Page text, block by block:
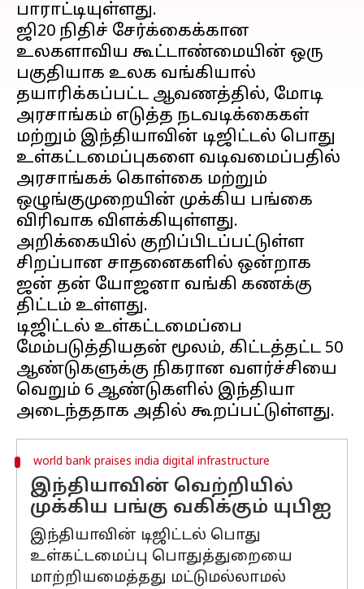
பாராட்டியுள்ளது.
ஜி20 நிதிச் சேர்க்கைக்கான
உலகளாவிய கூட்டாண்மையின் ஒரு
பகுதியாக உலக வங்கியால்
தயாரிக்கப்பட்ட ஆவணத்தில், மோடி
அரசாங்கம் எடுத்த நடவடிக்கைகள்
மற்றும் இந்தியாவின் டிஜிட்டல் பொது
உள்கட்டமைப்புகளை வடிவமைப்பதில்
அரசாங்கக் கொள்கை மற்றும்
ஒழுங்குமுறையின் முக்கிய பங்கை
விரிவாக விளக்கியுள்ளது.
அறிக்கையில் குறிப்பிடப்பட்டுள்ள
சிறப்பான சாதனைகளில் ஒன்றாக
ஜன் தன் யோஜனா வங்கி கணக்கு
திட்டம் உள்ளது.
டிஜிட்டல் உள்கட்டமைப்பை
மேம்படுத்தியதன் மூலம், கிட்டத்தட்ட 50
ஆண்டுகளுக்கு நிகரான வளர்ச்சியை
வெறும் 6 ஆண்டுகளில் இந்தியா
world bank praises india digital infrastructure
இந்தியாவின் வெற்றியில்
முக்கிய பங்கு வகிக்கும் யுபிஐ
இந்தியாவின் டிஜிட்டல் பொது
உள்கட்டமைப்பு பொதுத்துறையை
மாற்றியமைத்தது மட்டுமல்லாமல்